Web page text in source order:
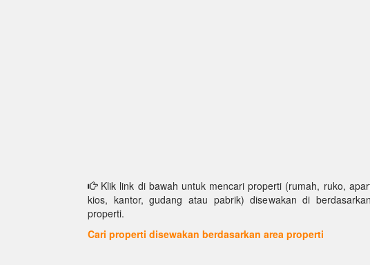
Klik link di bawah untuk mencari properti (rumah, ruko,
kios, kantor, gudang atau pabrik) disewakan di
properti.
Cari properti disewakan berdasarkan area properti